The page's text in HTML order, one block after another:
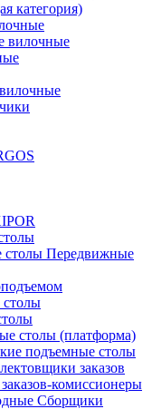
категория)
вилочные
Передвижные
столы
столы (платформа)
подъемные столы
заказов
комиссионеры
Сборщики